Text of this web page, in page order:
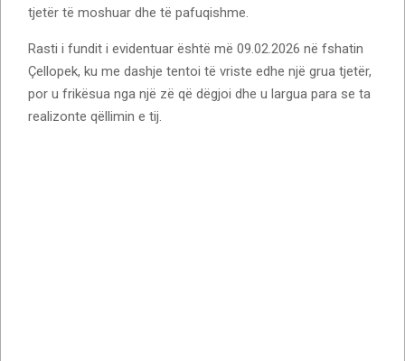
tjetër të moshuar dhe të pafuqishme.
Rasti i fundit i evidentuar është më 09.02.2026 në fshatin
Çellopek, ku me dashje tentoi të vriste edhe një grua tjetër,
por u frikësua nga një zë që dëgjoi dhe u largua para se ta
realizonte qëllimin e tij.